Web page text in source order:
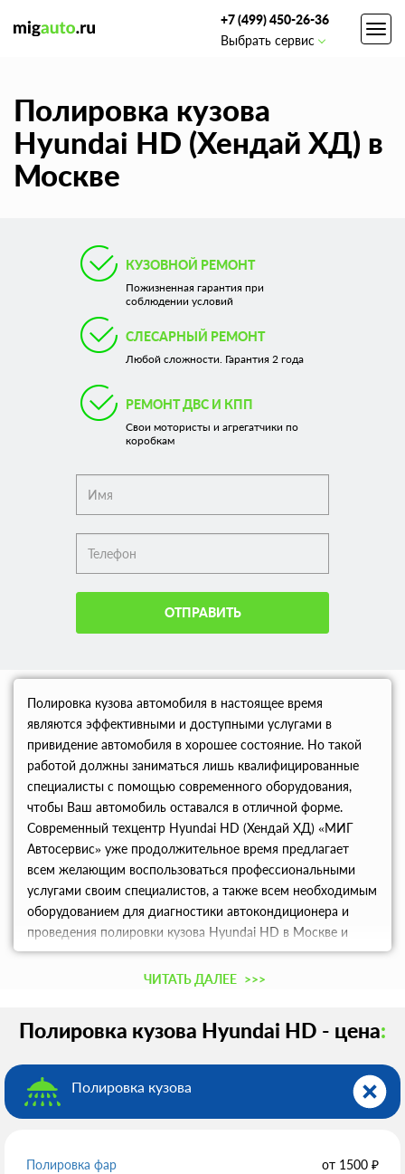
+7 (499) 450-26-36
Выбрать сервис
Полировка кузова
Hyundai HD (Хендай ХД) в
Москве
КУЗОВНОЙ РЕМОНТ
Пожизненная гарантия при
соблюдении условий
СЛЕСАРНЫЙ РЕМОНТ
Любой сложности. Гарантия 2 года
РЕМОНТ ДВС И КПП
Свои мотористы и агрегатчики по
коробкам
ОТПРАВИТЬ
Полировка кузова автомобиля в настоящее время
являются эффективными и доступными услугами в
привидение автомобиля в хорошее состояние. Но такой
работой должны заниматься лишь квалифицированные
специалисты с помощью современного оборудования,
чтобы Ваш автомобиль оставался в отличной форме.
Современный техцентр Hyundai HD (Хендай ХД) «МИГ
Автосервис» уже продолжительное время предлагает
всем желающим воспользоваться профессиональными
услугами своим специалистов, а также всем необходимым
оборудованием для диагностики автокондиционера и
проведения полировки кузова Hyundai HD в Москве и
Московской области.
ЧИТАТЬ ДАЛЕЕ >>>
Полировка кузова Hyundai HD - цена:
Полировка кузова
Полировка фар от 1500 ₽